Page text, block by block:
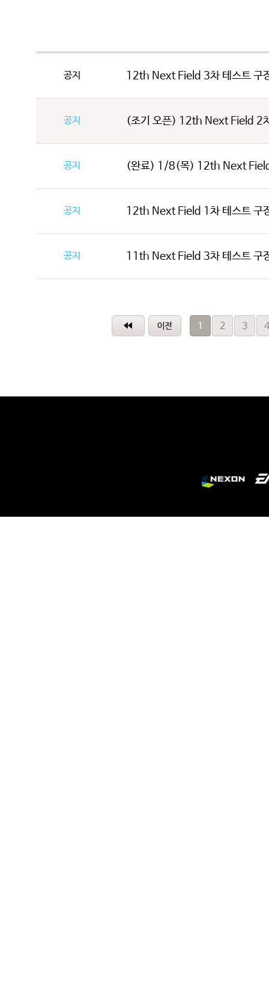
공지 12th Next Field 3차 테스트 구
공지 (조기 오픈) 12th Next Field 2
공지 (완료) 1/8(목) 12th Next Field
공지 12th Next Field 1차 테스트 구
공지 11th Next Field 3차 테스트 구
1 2 3 4